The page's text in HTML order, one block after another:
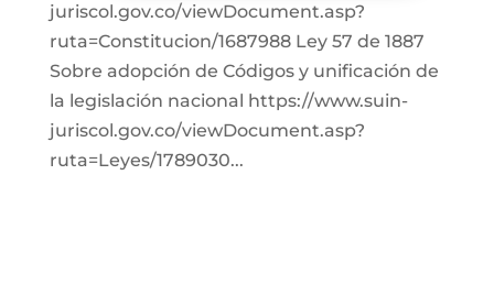
juriscol.gov.co/viewDocument.asp?
ruta=Constitucion/1687988 Ley 57 de 1887
Sobre adopción de Códigos y unificación de
la legislación nacional https://www.suin-
juriscol.gov.co/viewDocument.asp?
ruta=Leyes/1789030...